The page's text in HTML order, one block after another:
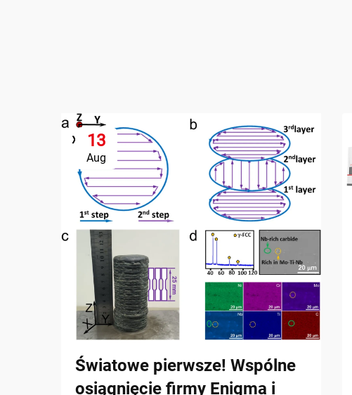
13
Aug
Światowe pierwsze! Wspólne
osiągnięcie firmy Enigma i